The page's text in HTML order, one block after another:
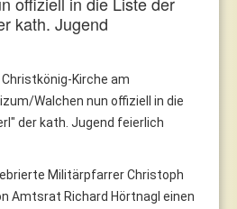
kath. Jugend
Kirche am
Walchen nun offiziell in die
der kath. Jugend feierlich
Militärpfarrer Christoph
Amtsrat Richard Hörtnagl einen